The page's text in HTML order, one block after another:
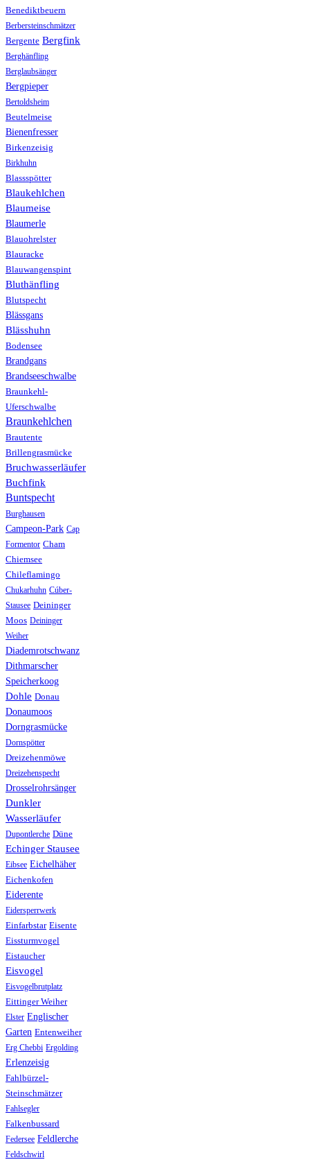
Benediktbeuern
Berbersteinschmätzer
Bergente Bergfink
Berghänfling
Berglaubsänger
Bergpieper
Bertoldsheim
Beutelmeise
Bienenfresser
Birkenzeisig
Birkhuhn
Blassspötter
Blaukehlchen
Blaumeise
Blaumerle
Blauohrelster
Blauracke
Blauwangenspint
Bluthänfling
Blutspecht
Blässgans
Blässhuhn
Bodensee
Brandgans
Brandseeschwalbe
Braunkehl-
Uferschwalbe
Braunkehlchen
Brautente
Brillengrasmücke
Bruchwasserläufer
Buchfink
Buntspecht
Burghausen
Campeon-Park Cap
Formentor Cham
Chiemsee
Chileflamingo
Chukarhuhn Cúber-
Stausee Deininger
Moos Deininger
Weiher
Diademrotschwanz
Dithmarscher
Speicherkoog
Dohle Donau
Donaumoos
Dorngrasmücke
Dornspötter
Dreizehenmöwe
Dreizehenspecht
Drosselrohrsänger
Dunkler
Wasserläufer
Dupontlerche Düne
Echinger Stausee
Eibsee Eichelhäher
Eichenkofen
Eiderente
Eidersperrwerk
Einfarbstar Eisente
Eissturmvogel
Eistaucher
Eisvogel
Eisvogelbrutplatz
Eittinger Weiher
Elster Englischer
Garten Entenweiher
Erg Chebbi Ergolding
Erlenzeisig
Fahlbürzel-
Steinschmätzer
Fahlsegler
Falkenbussard
Federsee Feldlerche
Feldschwirl